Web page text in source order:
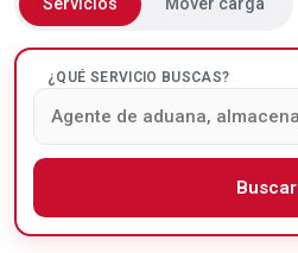
¿QUÉ SERVICIO BUSCAS?
Buscar